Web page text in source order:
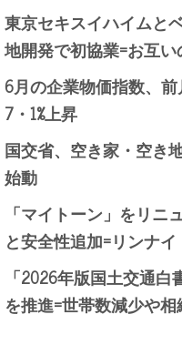
東京セキスイハイムと
地開発で初協業=お互
6月の企業物価指数、
7・1%上昇
国交省、空き家・空き
始動
「マイトーン」をリ
と安全性追加=リンナイ
「2026年版国土交通
を推進=世帯数減少や